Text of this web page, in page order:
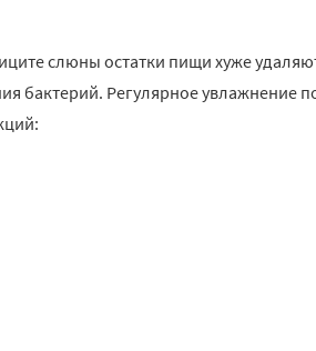
слюны остатки пищи хуже
бактерий. Регулярное увлажнение